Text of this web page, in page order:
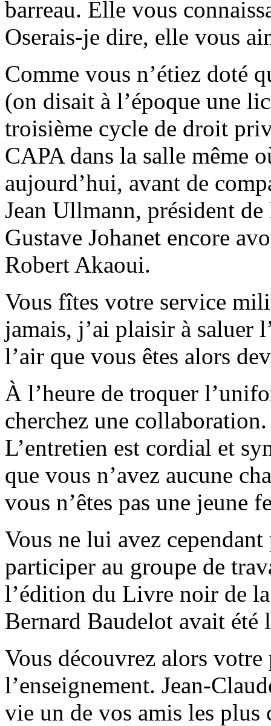
barreau. Elle vous
Oserais-je dire, elle vous
Comme vous n’étiez doté
(on disait à l’époque une
troisième cycle de droit
CAPA dans la salle même
aujourd’hui, avant de
Jean Ullmann, président de
Gustave Johanet encore
Robert Akaoui.
Vous fîtes votre service
jamais, j’ai plaisir à saluer
l’air que vous êtes alors
À l’heure de troquer
cherchez une
L’entretien est cordial et
que vous n’avez aucune
vous n’êtes pas une jeune
Vous ne lui avez
participer au groupe de
l’édition du Livre noir de
Bernard Baudelot avait été
Vous découvrez alors
l’enseignement. Jean-
vie un de vos amis les plus